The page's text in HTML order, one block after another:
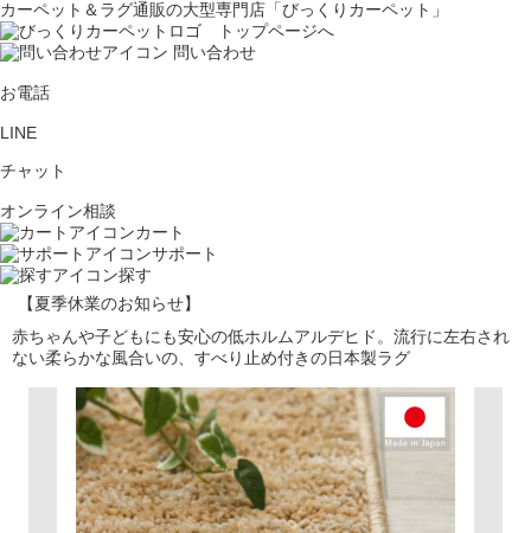
カーペット＆ラグ通販の大型専門店「びっくりカーペット」
問い合わせ
お電話
LINE
チャット
オンライン相談
カート
サポート
探す
【夏季休業のお知らせ】
赤ちゃんや子どもにも安心の低ホルムアルデヒド。流行に左右され
ない柔らかな風合いの、すべり止め付きの日本製ラグ